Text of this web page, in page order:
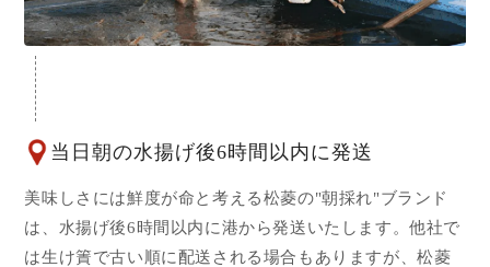
当日朝の水揚げ後6時間以内に発送
美味しさには鮮度が命と考える松菱の"朝採れ"ブランド
は、水揚げ後6時間以内に港から発送いたします。他社で
は生け簀で古い順に配送される場合もありますが、松菱